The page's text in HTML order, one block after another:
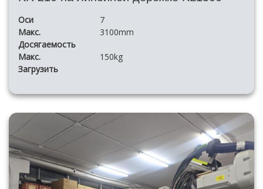
Оси
7
Макс.
Досягаемость
3100mm
Макс.
Загрузить
150kg